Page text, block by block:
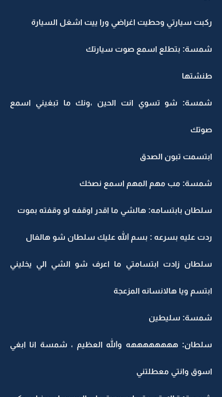
ركبت سيارتي وحطيت اغراضي ورا ييت اشغل السيارة
شمسة: بتطلع اسمع صوت سيارتك
طنشتها
شمسة: شو تسوي انت الحين ،ونك ما تبغيني اسمع
صوتك
ابتسمت تبون الصدق
شمسة: مب مهم المهم اسمع نصخك
سلطان بابتسامه: هالشي ما اقدر اوقفه لو وقفته بموت
ردت عليه بسرعه : بسم الله عليك سلطان شو هالفال
سلطان زادت ابتسامتي ما اعرف شو الشي الي يخليني
ابتسم ويا هالانسانه المزعجة
شمسة: سليطين
سلطان: ههههههههه والله العظيم ، شمسة انا ابغي
اسوق وانتي معطلتني